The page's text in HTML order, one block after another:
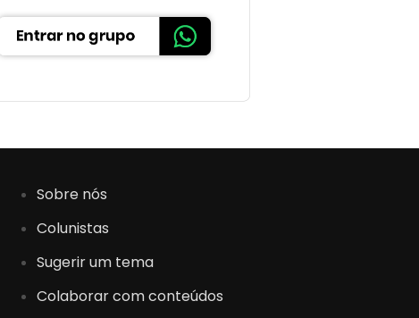
Sobre nós
Colunistas
Sugerir um tema
Colaborar com conteúdos